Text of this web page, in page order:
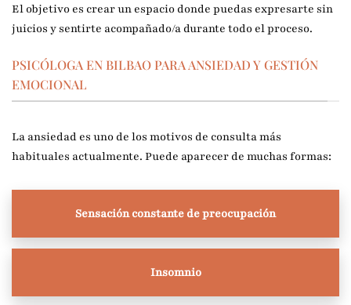
El objetivo es crear un espacio donde puedas expresarte sin
juicios y sentirte acompañado/a durante todo el proceso.
PSICÓLOGA EN BILBAO PARA ANSIEDAD Y GESTIÓN
EMOCIONAL
La ansiedad es uno de los motivos de consulta más
habituales actualmente. Puede aparecer de muchas formas:
Sensación constante de preocupación
Insomnio